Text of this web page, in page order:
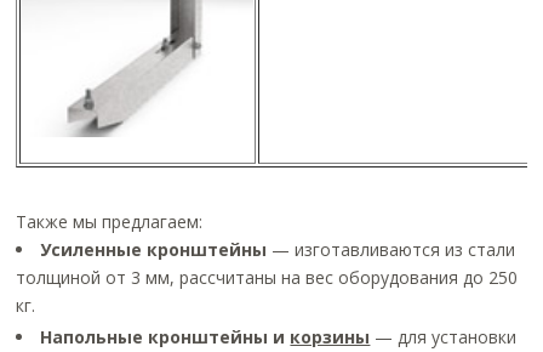
Также мы предлагаем:
Усиленные кронштейны — изготавливаются из стали
толщиной от 3 мм, рассчитаны на вес оборудования до 250
кг.
Напольные кронштейны и корзины — для установки